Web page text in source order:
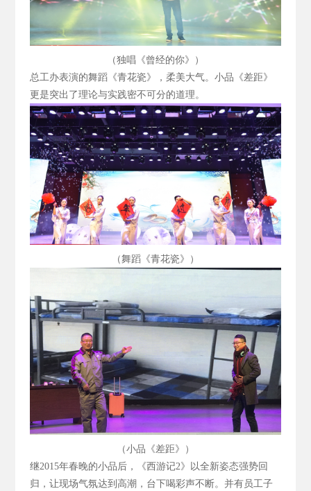
（独唱《曾经的你》）
总工办表演的舞蹈《青花瓷》，柔美大气。小品《差距》
更是突出了理论与实践密不可分的道理。
（舞蹈《青花瓷》）
（小品《差距》）
继2015年春晚的小品后，《西游记2》以全新姿态强势回
归，让现场气氛达到高潮，台下喝彩声不断。并有员工子